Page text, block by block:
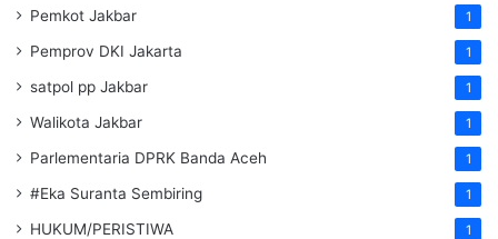
Pemkot Jakbar 1
Pemprov DKI Jakarta 1
satpol pp Jakbar 1
Walikota Jakbar 1
Parlementaria DPRK Banda Aceh 1
#Eka Suranta Sembiring 1
HUKUM/PERISTIWA 1